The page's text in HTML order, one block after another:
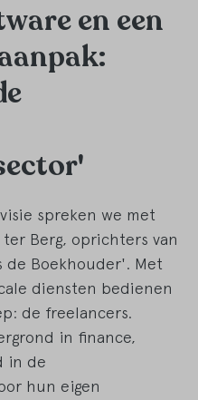
en een
spreken we met
Berg, oprichters van
de Boekhouder'. Met
diensten bedienen
de freelancers.
in finance,
in de
hun eigen